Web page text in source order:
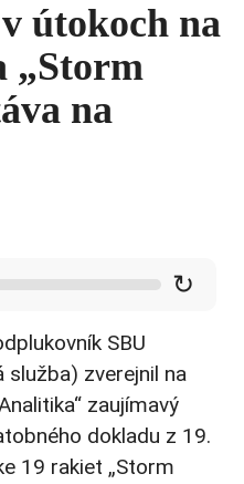
útokoch na
„Storm
na
↻
SBU
služba) zverejnil na
zaujímavý
dokladu z 19.
19 rakiet „Storm